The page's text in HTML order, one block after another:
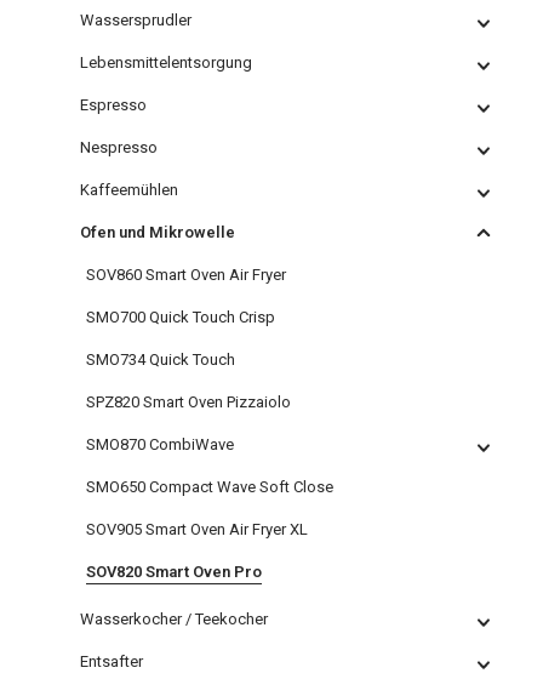
Wassersprudler
Lebensmittelentsorgung
Espresso
Nespresso
Kaffeemühlen
Ofen und Mikrowelle
SOV860 Smart Oven Air Fryer
SMO700 Quick Touch Crisp
SMO734 Quick Touch
SPZ820 Smart Oven Pizzaiolo
SMO870 CombiWave
SMO650 Compact Wave Soft Close
SOV905 Smart Oven Air Fryer XL
SOV820 Smart Oven Pro
Wasserkocher / Teekocher
Entsafter